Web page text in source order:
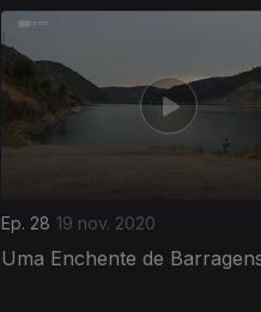
Ep. 28 19 nov. 2020
Uma Enchente de